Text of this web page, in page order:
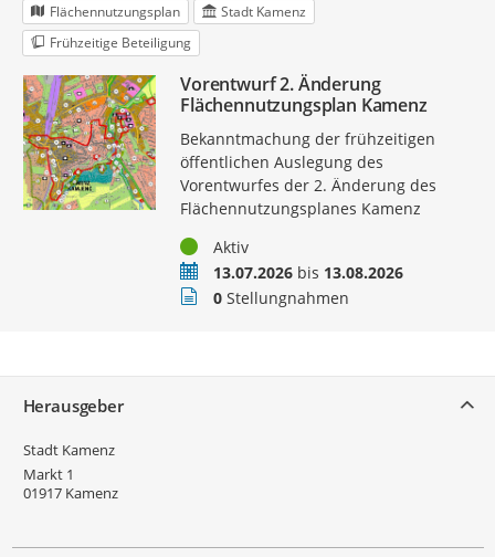
Flächennutzungsplan
Stadt Kamenz
Frühzeitige Beteiligung
Vorentwurf 2. Änderung
Flächennutzungsplan Kamenz
Bekanntmachung der frühzeitigen
öffentlichen Auslegung des
Vorentwurfes der 2. Änderung des
Flächennutzungsplanes Kamenz
StatusAktiv
Zeitraum13.07.2026bis 13.08.2026
Stellungnahmen
0Stellungnahmen
Herausgeber
Stadt Kamenz
Markt 1
01917 Kamenz